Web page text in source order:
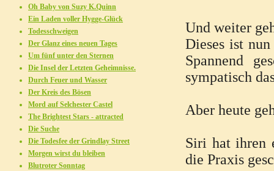
Und weiter
Dieses ist
Spannend
sympatisch
Aber heute
Siri hat ihren
die Praxis
Oh Baby von Suzy K.Quinn
Ein Laden voller Hygge-Glück
Todesschweigen
Der Glanz eines neuen Tages
Um fünf unter den Sternen
Die Insel der Letzten Geheimnisse.
Durch Feuer und Wasser
Der Kreis des Bösen
Mord auf Selchester Castel
The Brightest Stars - attracted
Die Suche
Die Todesfee der Grindlay Street
Morgen wirst du bleiben
Blutroter Sonntag